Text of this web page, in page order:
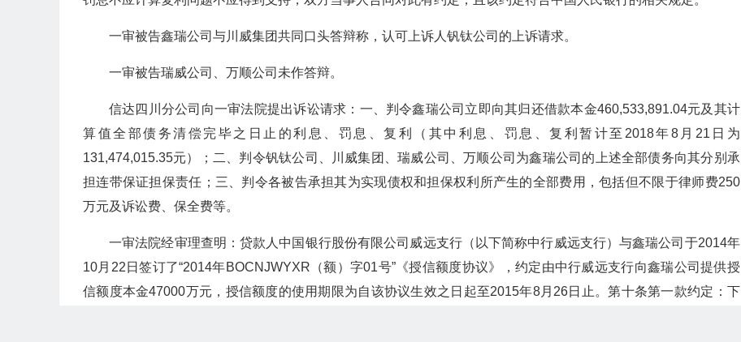
一审被告鑫瑞公司与川威集团共同口头答辩称，认可上诉人钒钛公司的上诉请求。
一审被告瑞威公司、万顺公司未作答辩。
信达四川分公司向一审法院提出诉讼请求：一、判令鑫瑞公司立即向其归还借款本金460,533,891.04元及其计
算值全部债务清偿完毕之日止的利息、罚息、复利（其中利息、罚息、复利暂计至2018年8月21日为
131,474,015.35元）；二、判令钒钛公司、川威集团、瑞威公司、万顺公司为鑫瑞公司的上述全部债务向其分别承
担连带保证担保责任；三、判令各被告承担其为实现债权和担保权利所产生的全部费用，包括但不限于律师费250
万元及诉讼费、保全费等。
一审法院经审理查明：贷款人中国银行股份有限公司威远支行（以下简称中行威远支行）与鑫瑞公司于2014年
10月22日签订了“2014年BOCNJWYXR（额）字01号”《授信额度协议》，约定由中行威远支行向鑫瑞公司提供授
信额度本金47000万元，授信额度的使用期限为自该协议生效之日起至2015年8月26日止。第十条第一款约定：下